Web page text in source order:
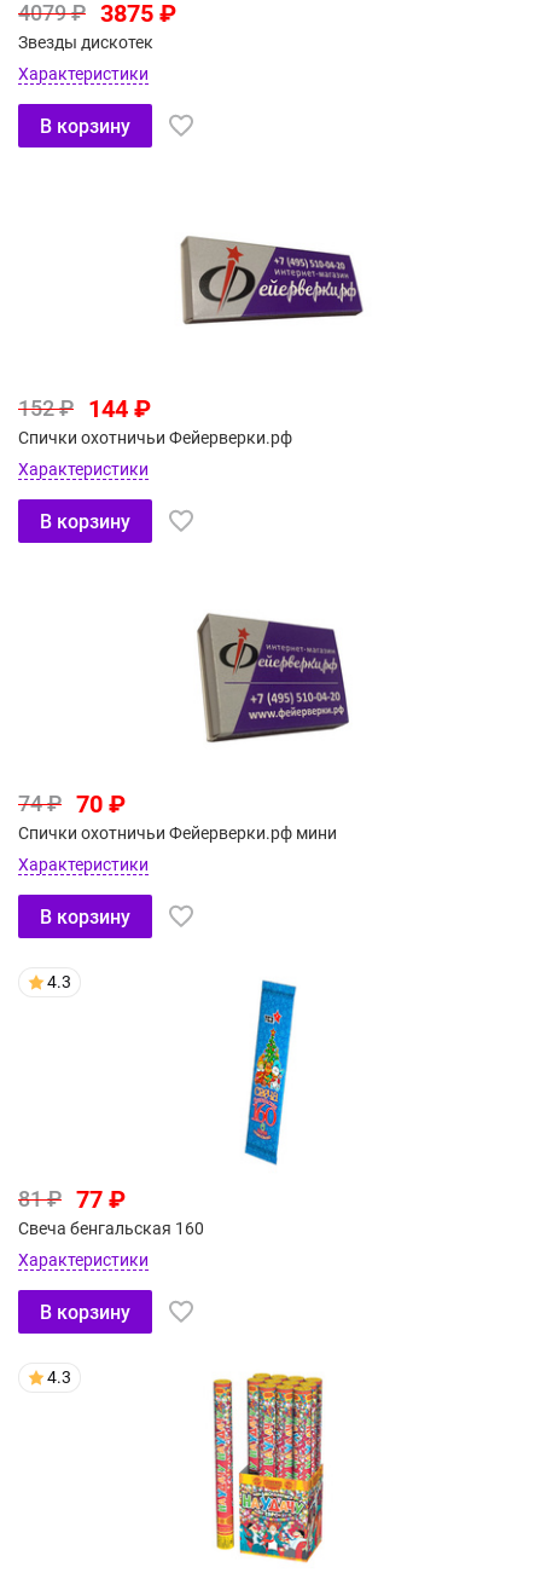
4079 ₽ 3875 ₽
Звезды дискотек
Характеристики
В корзину
152 ₽ 144 ₽
Спички охотничьи Фейерверки.рф
Характеристики
В корзину
74 ₽ 70 ₽
Спички охотничьи Фейерверки.рф мини
Характеристики
В корзину
4.3
81 ₽ 77 ₽
Свеча бенгальская 160
Характеристики
В корзину
4.3